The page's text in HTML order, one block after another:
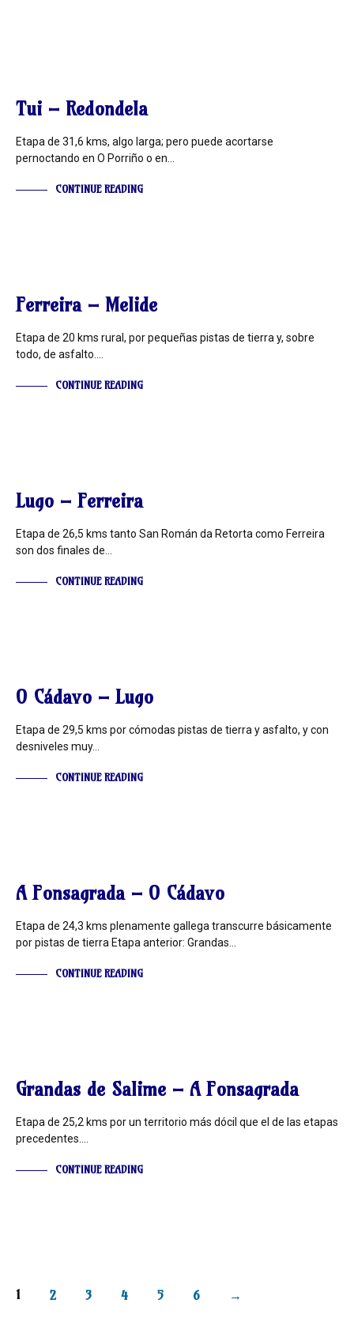
Tui – Redondela
Etapa de 31,6 kms, algo larga; pero puede acortarse
pernoctando en O Porriño o en…
CONTINUE READING
Ferreira – Melide
Etapa de 20 kms rural, por pequeñas pistas de tierra y, sobre
todo, de asfalto.…
CONTINUE READING
Lugo – Ferreira
Etapa de 26,5 kms tanto San Román da Retorta como Ferreira
son dos finales de…
CONTINUE READING
O Cádavo – Lugo
Etapa de 29,5 kms por cómodas pistas de tierra y asfalto, y con
desniveles muy…
CONTINUE READING
A Fonsagrada – O Cádavo
Etapa de 24,3 kms plenamente gallega transcurre básicamente
por pistas de tierra Etapa anterior: Grandas…
CONTINUE READING
Grandas de Salime – A Fonsagrada
Etapa de 25,2 kms por un territorio más dócil que el de las etapas
precedentes.…
CONTINUE READING
1 2 3 4 5 6 →